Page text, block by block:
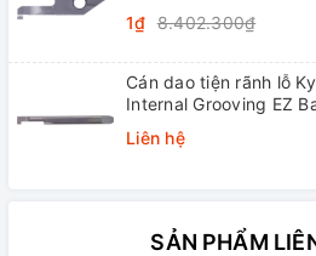
1₫ 8.402.300₫
Cán dao tiện rãnh lỗ
Internal Grooving EZ
Liên hệ
SẢN PHẨM